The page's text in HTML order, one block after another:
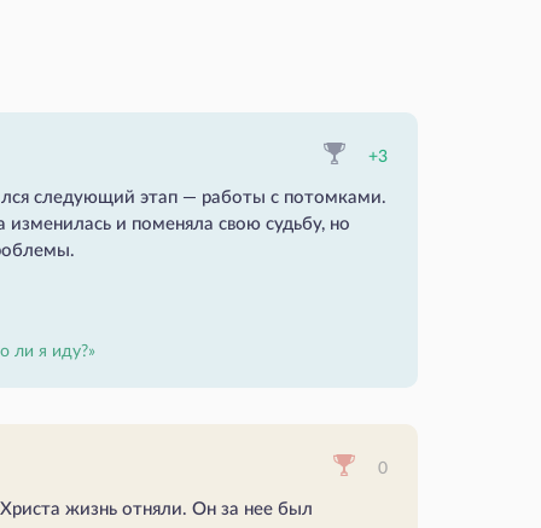
+3
следующий этап — работы с потомками.
и поменяла свою судьбу, но
ли я иду?»
0
жизнь отняли. Он за нее был